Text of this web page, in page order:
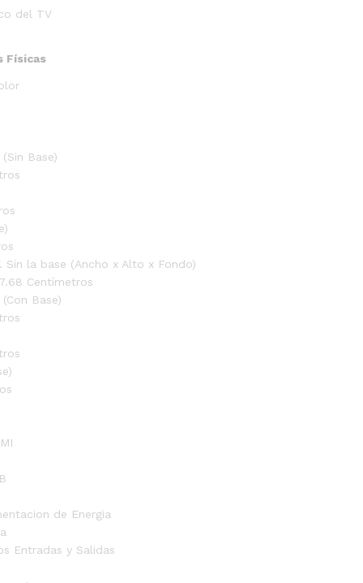
del TV
Físicas
Base)
Sin la base (Ancho x Alto x Fondo)
Centímetros
Base)
de Energia
Entradas y Salidas